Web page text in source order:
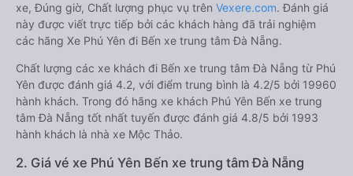
xe, Đúng giờ, Chất lượng phục vụ trên Vexere.com. Đánh giá
này được viết trực tiếp bởi các khách hàng đã trải nghiệm
các hãng Xe Phú Yên đi Bến xe trung tâm Đà Nẵng.
Chất lượng các xe khách đi Bến xe trung tâm Đà Nẵng từ Phú
Yên được đánh giá 4.2, với điểm trung bình là 4.2/5 bởi 19960
hành khách. Trong đó hãng xe khách Phú Yên Bến xe trung
tâm Đà Nẵng tốt nhất tuyến được đánh giá 4.8/5 bởi 1993
hành khách là nhà xe Mộc Thảo.
2. Giá vé xe Phú Yên Bến xe trung tâm Đà Nẵng